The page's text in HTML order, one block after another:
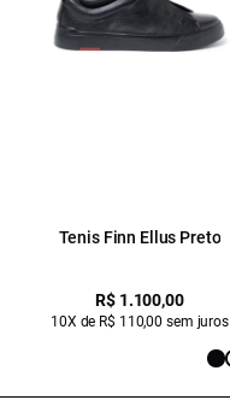
Tenis Finn Ellus Preto
R$ 1.100,00
10X de R$ 110,00 sem juros